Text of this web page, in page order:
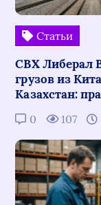
Статьи
СВХ Либерал
грузов из
Казахстан:
0 107